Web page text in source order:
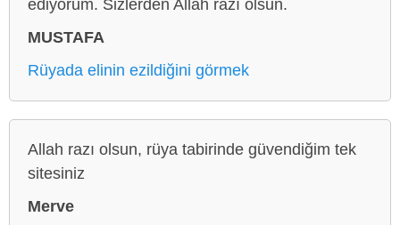
ediyorum. Sizlerden Allah razı olsun.
MUSTAFA
Rüyada elinin ezildiğini görmek
Allah razı olsun, rüya tabirinde güvendiğim tek
sitesiniz
Merve